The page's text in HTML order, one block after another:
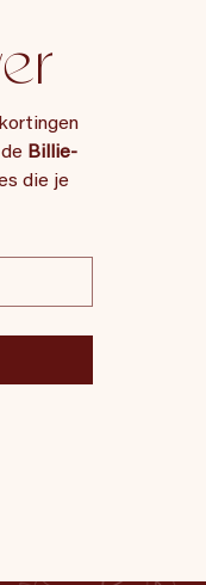
Billie-
die je